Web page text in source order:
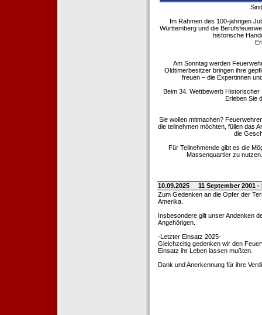
Im Rahmen des 100-jährigen
Württemberg und die
historische
Am Sonntag werden
Oldtimerbesitzer bringen ihre
freuen – die Expertinnen
Beim 34. Wettbewerb
Erleben Sie
Sie wollen mitmachen?
die teilnehmen möchten, füllen das
die
Für Teilnehmende gibt es die
Massenquartier zu
10.09.2025
11 September 2001
Zum Gedenken an die Opfer der
Amerika.
Insbesondere gilt unser Andenken
Angehörigen.
-Letzter Einsatz 2025-
Gleichzeitig gedenken wir den
Einsatz ihr Leben lassen mußten.
Dank und Anerkennung für ihre